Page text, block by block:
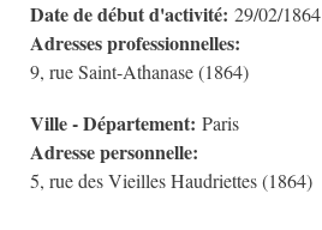
Date de début d'activité: 29/02/1864
Adresses professionnelles:
9, rue Saint-Athanase (1864)
Ville - Département: Paris
Adresse personnelle:
5, rue des Vieilles Haudriettes (1864)